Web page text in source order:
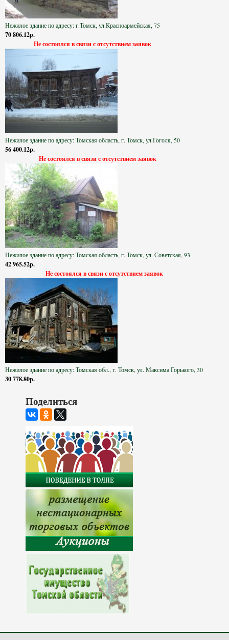
Нежилое здание по адресу: г.Томск, ул.Красноармейская, 75
70 806.12р.
Не состоялся в связи с отсутствием заявок
Нежилое здание по адресу: Томская область, г. Томск, ул.Гоголя, 50
56 400.12р.
Не состоялся в связи с отсутствием заявок
Нежилое здание по адресу: Томская область, г. Томск, ул. Советская, 93
42 965.52р.
Не состоялся в связи с отсутствием заявок
Нежилое здание по адресу: Томская обл., г. Томск, ул. Максима Горького, 30
30 778.80р.
Поделиться